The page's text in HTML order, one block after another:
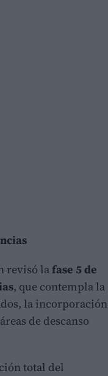
revisó lafase 5 de
, que contempla la
la incorporación
de descanso
total del